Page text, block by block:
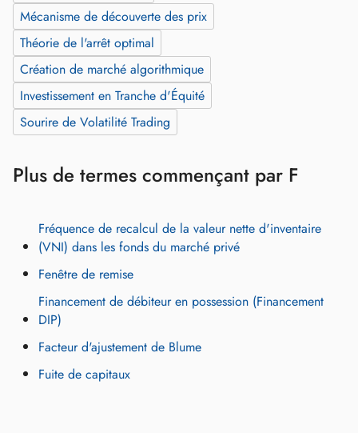
Mécanisme de découverte des prix
Théorie de l'arrêt optimal
Création de marché algorithmique
Investissement en Tranche d'Équité
Sourire de Volatilité Trading
Plus de termes commençant par F
Fréquence de recalcul de la valeur nette d'inventaire
(VNI) dans les fonds du marché privé
Fenêtre de remise
Financement de débiteur en possession (Financement
DIP)
Facteur d'ajustement de Blume
Fuite de capitaux